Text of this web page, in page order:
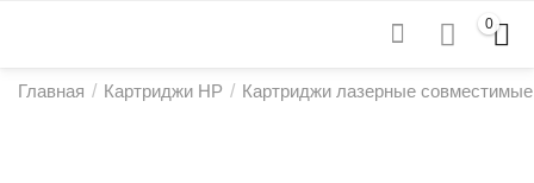
0
Главная / Картриджи HP / Картриджи лазерные